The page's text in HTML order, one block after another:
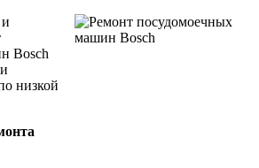
Bosch
низкой